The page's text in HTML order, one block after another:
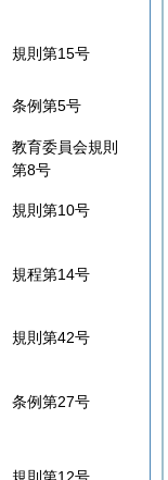
規則第15号
条例第5号
教育委員会規則
第8号
規則第10号
規程第14号
規則第42号
条例第27号